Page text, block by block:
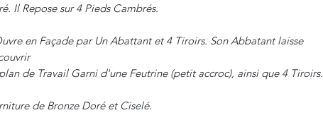
Il Repose sur 4 Pieds Cambrés.
en Façade par Un Abattant et 4 Tiroirs. Son Abbatant laisse
de Travail Garni d'une Feutrine (petit accroc), ainsi que 4 Tiroirs.
de Bronze Doré et Ciselé.